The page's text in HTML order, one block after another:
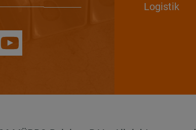
Logistik